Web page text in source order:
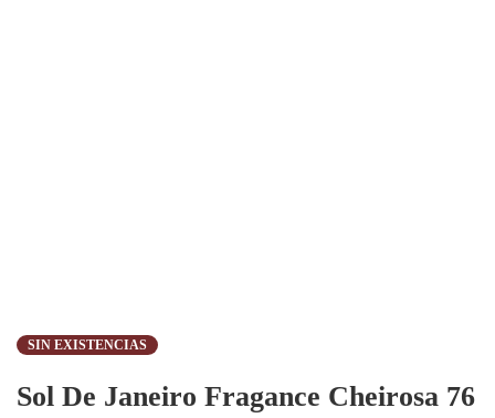
SIN EXISTENCIAS
Sol De Janeiro Fragance Cheirosa 76